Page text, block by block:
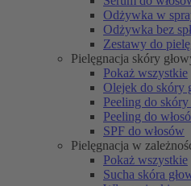
Odżywka w
Odżywka bez
Zestawy do
Pielęgnacja skóry
Pokaż wszystkie
Olejek do skóry
Peeling do skóry
Peeling do
SPF do włosów
Pielęgnacja w
Pokaż wszystkie
Sucha skóra